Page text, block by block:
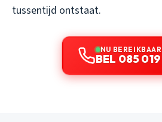
tussentijd ontstaat.
NU BEREIKBAAR
BEL 085